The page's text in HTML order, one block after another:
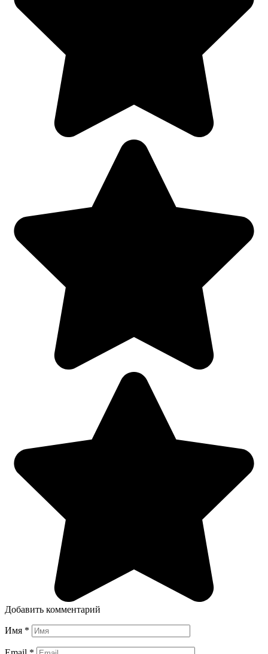
Добавить комментарий
Имя *